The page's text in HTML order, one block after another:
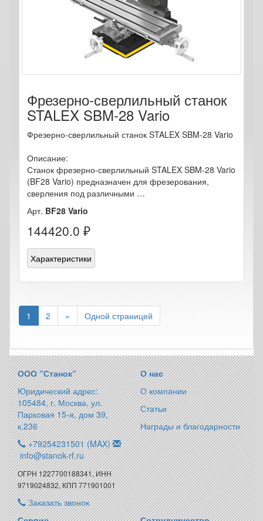
Фрезерно-сверлильный станок
STALEX SBM-28 Vario
Фрезерно-сверлильный станок STALEX SBM-28 Vario
Описание:
Станок фрезерно-сверлильный STALEX SBM-28 Vario
(BF28 Vario) предназначен для фрезерования,
сверления под различными …
Арт. BF28 Vario
144420.0 ₽
Характеристики
1 2 » Одной страницей
ООО “Станок“
Юридический адрес:
105484, г. Москва, ул.
Парковая 15-я, дом 39,
к.236
+79254231501 (MAX)
info@stanok-rf.ru
ОГРН 1227700188341, ИНН
9719024832, КПП 771901001
Заказать звонок
О нас
О компании
Статьи
Награды и благодарности